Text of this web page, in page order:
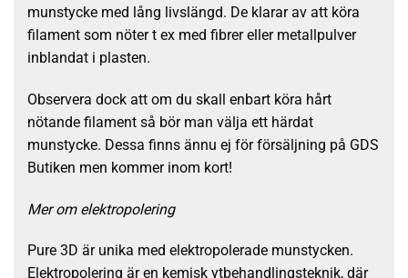
munstycke med lång livslängd. De klarar av att köra
filament som nöter t ex med fibrer eller metallpulver
inblandat i plasten.
Observera dock att om du skall enbart köra hårt
nötande filament så bör man välja ett härdat
munstycke. Dessa finns ännu ej för försäljning på GDS
Butiken men kommer inom kort!
Mer om elektropolering
Pure 3D är unika med elektropolerade munstycken.
Elektropolering är en kemisk ytbehandlingsteknik, där